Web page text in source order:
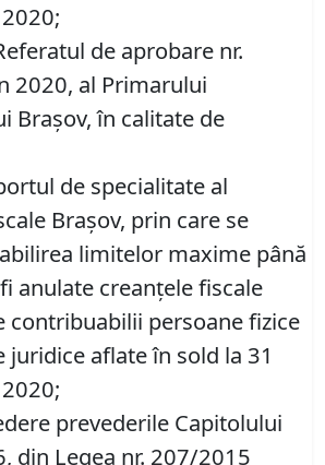
de aprobare nr.
2020, al Primarului
Braşov, în calitate de
de specialitate al
Braşov, prin care se
limitelor maxime până
anulate creanţele fiscale
contribuabilii persoane fizice
juridice aflate în sold la 31
prevederile Capitolului
din Legea nr. 207/2015